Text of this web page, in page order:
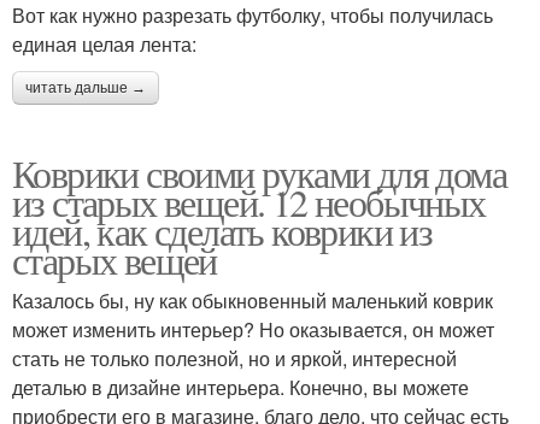
Вот как нужно разрезать футболку, чтобы получилась
единая целая лента:
читать дальше →
Коврики своими руками для дома
из старых вещей. 12 необычных
идей, как сделать коврики из
старых вещей
Казалось бы, ну как обыкновенный маленький коврик
может изменить интерьер? Но оказывается, он может
стать не только полезной, но и яркой, интересной
деталью в дизайне интерьера. Конечно, вы можете
приобрести его в магазине, благо дело, что сейчас есть